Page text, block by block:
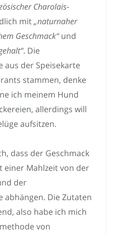
Charolais-
mit„naturnaher
Geschmack“und
. Die
aus der Speisekarte
stammen, denke
ich meinem Hund
allerdings will
aufsitzen.
dass der Geschmack
einer Mahlzeit von der
der
Die Zutaten
also habe ich mich
von